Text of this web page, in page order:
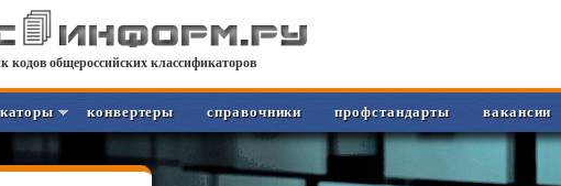
кодов общероссийских классификаторов
конвертеры справочники профстандарты вакансии